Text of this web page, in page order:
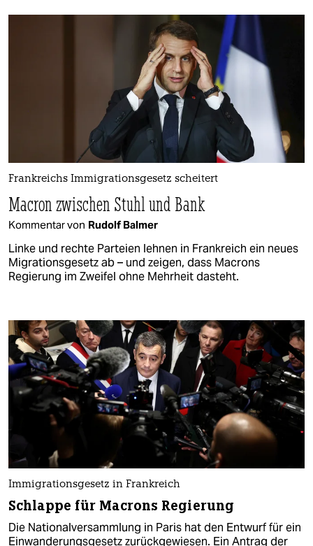
Frankreichs Immigrationsgesetz scheitert
Macron zwischen Stuhl und Bank
Kommentar von Rudolf Balmer
Linke und rechte Parteien lehnen in Frankreich ein neues
Migrationsgesetz ab – und zeigen, dass Macrons
Regierung im Zweifel ohne Mehrheit dasteht.
Immigrationsgesetz in Frankreich
Schlappe für Macrons Regierung
Die Nationalversammlung in Paris hat den Entwurf für ein
Einwanderungsgesetz zurückgewiesen. Ein Antrag der